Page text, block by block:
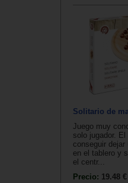
Solitario de
Juego muy
solo jugador.
conseguir
en el tablero y
el centr...
Precio: 19.48 €